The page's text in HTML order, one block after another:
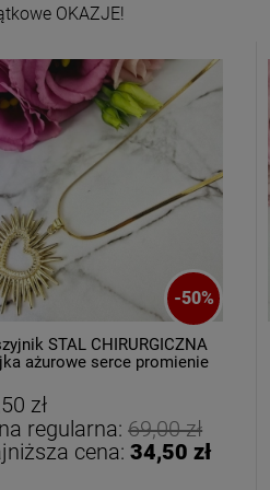
srebrna STAL
czarne
kryształki
79,00 zł
OKAZJE!
-50%
STAL CHIRURGICZNA
ażurowe serce promienie
zł
regularna:69,00 zł
cena: 34,50 zł